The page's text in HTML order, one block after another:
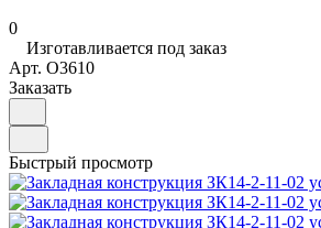
0
Изготавливается под заказ
Арт. O3610
Заказать
Быстрый просмотр